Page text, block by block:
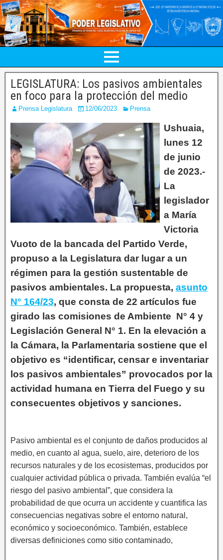
LEGISLATURA: Los pasivos ambientales
en foco para la protección del medio
Prensa Legislatura 12/06/2023 Prensa
Ushuaia,
lunes 12
de junio
de 2023.-
La
legislador
a María
Victoria
Vuoto de la bancada del Partido Verde,
propuso a la Legislatura dar lugar a un
régimen para la gestión sustentable de
pasivos ambientales. La propuesta, asunto
N° 164/23, que consta de 22 artículos fue
girado las comisiones de Ambiente N° 4 y
Legislación General N° 1. En la elevación a
la Cámara, la Parlamentaria sostiene que el
objetivo es “identificar, censar e inventariar
los pasivos ambientales” provocados por la
actividad humana en Tierra del Fuego y su
consecuentes objetivos y sanciones.
Pasivo ambiental es el conjunto de daños producidos al
medio, en cuanto al agua, suelo, aire, deterioro de los
recursos naturales y de los ecosistemas, producidos por
cualquier actividad pública o privada. También evalúa “el
riesgo del pasivo ambiental”, que considera la
probabilidad de que ocurra un accidente y cuantifica las
consecuencias negativas sobre el entorno natural,
económico y socioeconómico. También, establece
diversas definiciones como sitio contaminado,